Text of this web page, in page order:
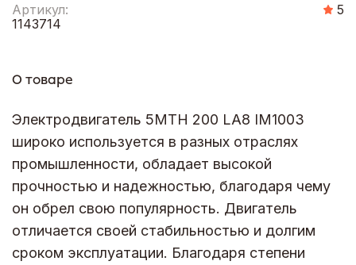
Артикул:
1143714
5
О товаре
Электродвигатель 5МТН 200 LA8 IM1003
широко используется в разных отраслях
промышленности, обладает высокой
прочностью и надежностью, благодаря чему
он обрел свою популярность. Двигатель
отличается своей стабильностью и долгим
сроком эксплуатации. Благодаря степени